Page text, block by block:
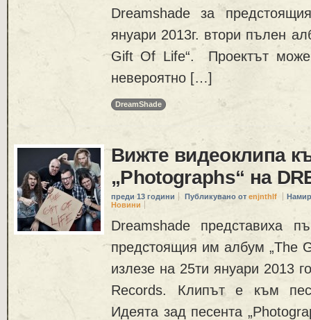
Dreamshade за
януари 2013г. втори пълен
Gift Of Life“. Проектът
невероятно […]
DreamShade
Вижте видеоклипа
„Photographs“ на
преди 13 години Публикувано от enjnthlf
Новини
Dreamshade представиха
предстоящия им албум „The
излезе на 25ти януари 2013
Records. Клипът е към
Идеята зад песента